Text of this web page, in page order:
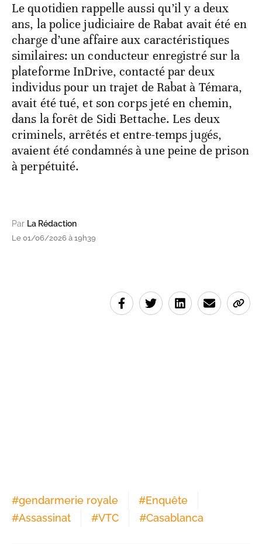
Le quotidien rappelle aussi qu’il y a deux
ans, la police judiciaire de Rabat avait été en
charge d’une affaire aux caractéristiques
similaires: un conducteur enregistré sur la
plateforme InDrive, contacté par deux
individus pour un trajet de Rabat à Témara,
avait été tué, et son corps jeté en chemin,
dans la forêt de Sidi Bettache. Les deux
criminels, arrêtés et entre-temps jugés,
avaient été condamnés à une peine de prison
à perpétuité.
Par La Rédaction
Le 01/06/2026 à 19h39
#gendarmerie royale #Enquête
#Assassinat #VTC #Casablanca